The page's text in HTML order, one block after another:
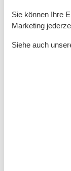
Basic
Kinder
Nichtraucher
Quadratmeter
Sie können Ihre
Marketing
Siehe auch